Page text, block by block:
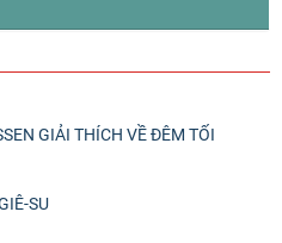
GIẢI THÍCH VỀ ĐÊM TỐI
SU